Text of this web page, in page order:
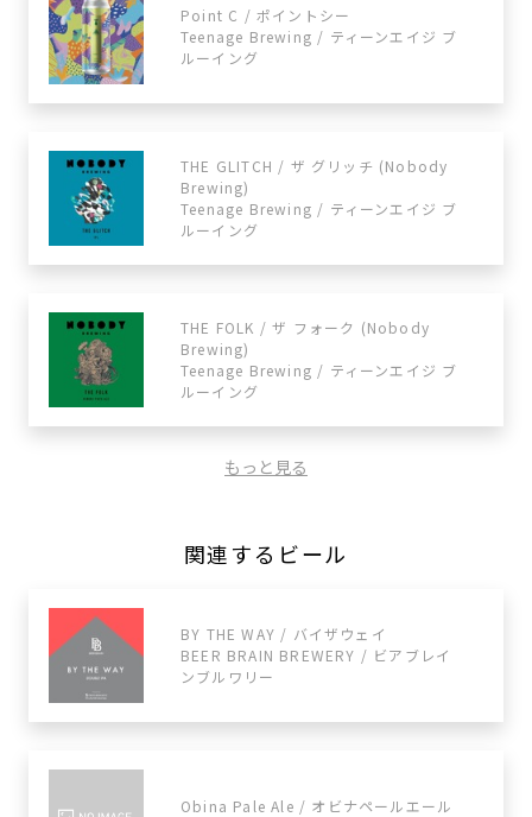
Point C / ポイントシー
Teenage Brewing / ティーンエイジ ブ
ルーイング
THE GLITCH / ザ グリッチ (Nobody
Brewing)
Teenage Brewing / ティーンエイジ ブ
ルーイング
THE FOLK / ザ フォーク (Nobody
Brewing)
Teenage Brewing / ティーンエイジ ブ
ルーイング
もっと見る
関連するビール
BY THE WAY / バイザウェイ
BEER BRAIN BREWERY / ビアブレイ
ンブルワリー
Obina Pale Ale / オビナペールエール